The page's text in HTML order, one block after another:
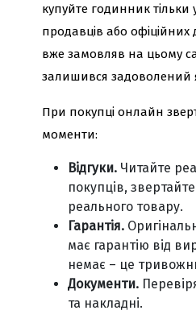
купуйте годинник тільки
продавців або офіційних
вже замовляв на цьому
залишився задоволений
При покупці онлайн
моменти:
Відгуки. Читайте
покупців,
реального товару.
Гарантія.
має гарантію від
немає – це
Документи.
та накладні.